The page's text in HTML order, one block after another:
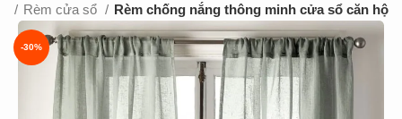
Rèm cửa sổ Rèm chống nắng thông minh cửa sổ căn hộ
-30%